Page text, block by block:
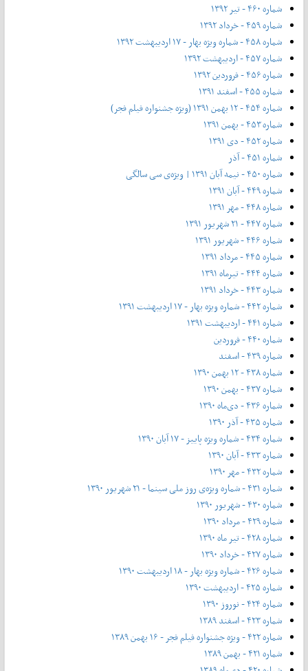
شماره ۴۶۰ - تیر ۱۳۹۲
شماره ۴۵۹ - خرداد ۱۳۹۲
شماره ۴۵۸ - شماره ویژه بهار - ۱۷ اردیبهشت ۱۳۹۲
شماره ۴۵۷ - اردیبهشت ۱۳۹۲
شماره ۴۵۶ - فروردین ۱۳۹۲
شماره ۴۵۵ - اسفند ۱۳۹۱
شماره ۴۵۴ - ۱۲ بهمن ۱۳۹۱ (ویژه جشنواره فیلم فجر)
شماره ۴۵۳ - بهمن ۱۳۹۱
شماره ۴۵۲ - دی ۱۳۹۱
شماره ۴۵۱ - آذر
شماره ۴۵۰ - نیمه آبان ۱۳۹۱ | ویژه‌ی سی سالگی
شماره ۴۴۹ - آبان ۱۳۹۱
شماره ۴۴۸ - مهر ۱۳۹۱
شماره ۴۴۷ - ۲۱ شهریور ۱۳۹۱
شماره ۴۴۶ - شهریور ۱۳۹۱
شماره ۴۴۵ - مرداد ۱۳۹۱
شماره ۴۴۴ - تیر‌ماه ۱۳۹۱
شماره ۴۴۳ - خرداد ۱۳۹۱
شماره ۴۴۲ - شماره ویژه بهار - ۱۷ اردیبهشت ۱۳۹۱
شماره ۴۴۱ - اردیبهشت ۱۳۹۱
شماره ۴۴۰ - فروردین
شماره ۴۳۹ - اسفند
شماره ۴۳۸ - ۱۲ بهمن ۱۳۹۰
شماره ۴۳۷ - بهمن ۱۳۹۰
شماره ۴۳۶ - دی‌ماه ۱۳۹۰
شماره ۴۳۵ - آذر ۱۳۹۰
شماره ۴۳۴ - شماره ویژه پاییز - ۱۷ آبان ۱۳۹۰
شماره ۴۳۳ - آبان ۱۳۹۰
شماره ۴۳۲ - مهر ۱۳۹۰
شماره ۴۳۱ - شماره ویژه‌ی روز ملی سینما - ۲۱ شهریور ۱۳۹۰
شماره ۴۳۰ - شهریور ۱۳۹۰
شماره ۴۲۹ - مرداد ۱۳۹۰
شماره ۴۲۸ - تیر ماه ۱۳۹۰
شماره ۴۲۷ - خرداد ۱۳۹۰
شماره ۴۲۶ - شماره ویژه بهار - ۱۸ اردیبهشت ۱۳۹۰
شماره ۴۲۵ - اردیبهشت ۱۳۹۰
شماره ۴۲۴ - نوروز ۱۳۹۰
شماره ۴۲۳ - اسفند ۱۳۸۹
شماره ۴۲۲ - ویژه جشنواره فیلم فجر - ۱۶ بهمن ۱۳۸۹
شماره ۴۲۱ - بهمن ۱۳۸۹